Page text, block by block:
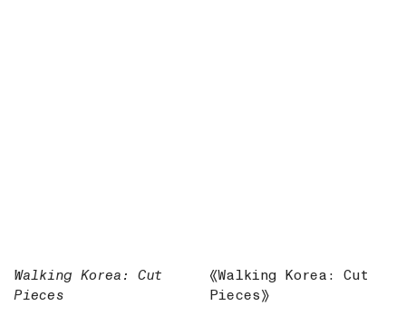
Walking Korea: Cut
Pieces
《Walking Korea: Cut
Pieces》